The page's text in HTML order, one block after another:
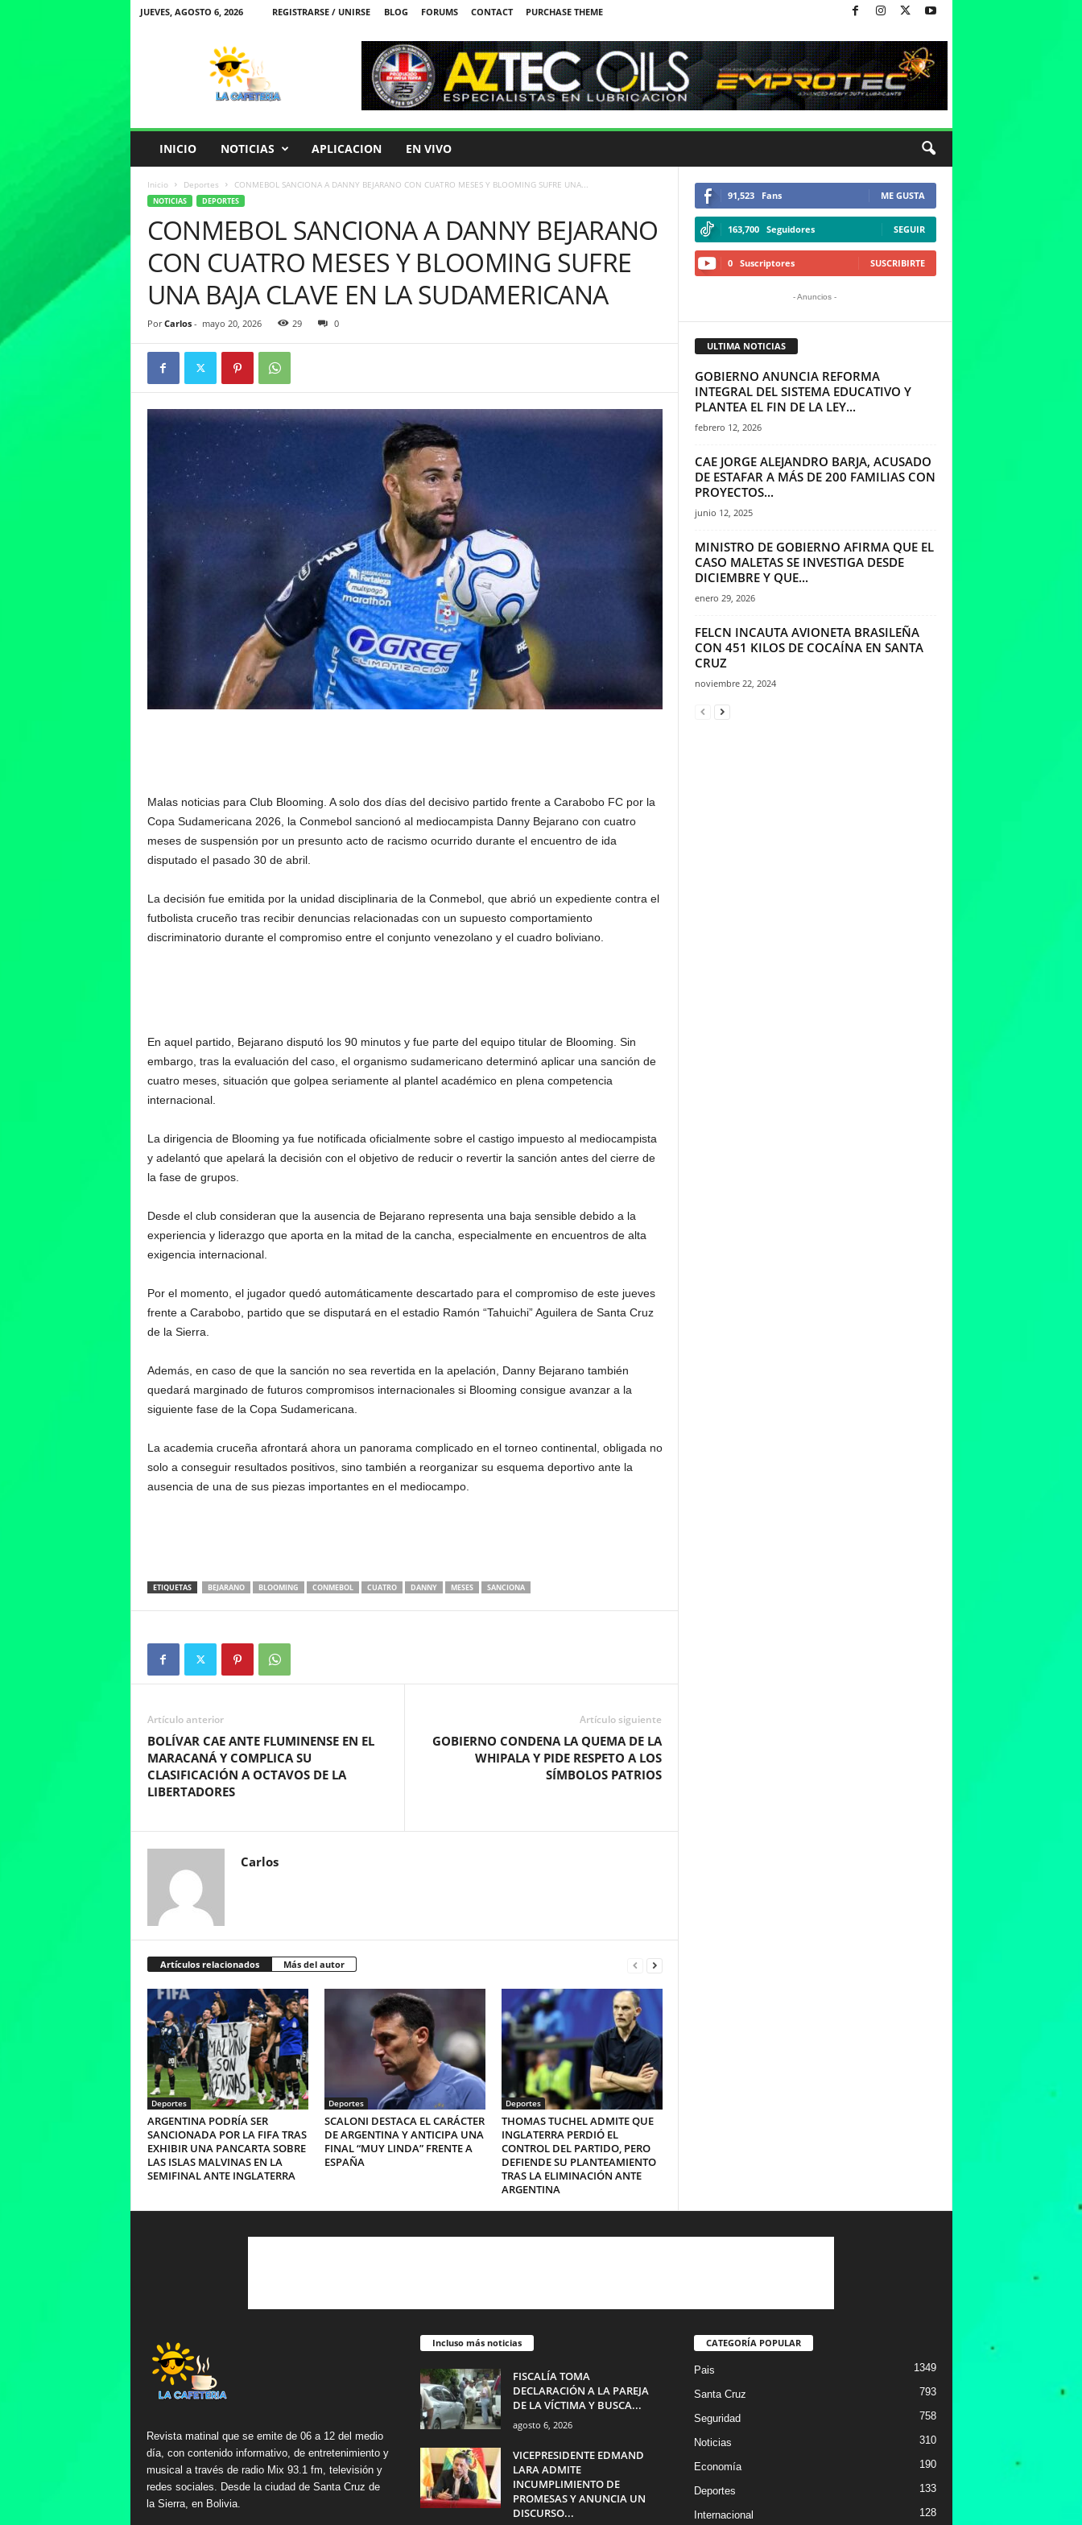
JUEVES, AGOSTO 6, 2026 REGISTRARSE / UNIRSE BLOG FORUMS CONTACT PURCHASE THEME
INICIO NOTICIAS APLICACION EN VIVO
Inicio Deportes CONMEBOL SANCIONA A DANNY BEJARANO CON CUATRO MESES Y BLOOMING SUFRE UNA...
NOTICIAS DEPORTES
CONMEBOL SANCIONA A DANNY BEJARANO
CON CUATRO MESES Y BLOOMING SUFRE
UNA BAJA CLAVE EN LA SUDAMERICANA
Por Carlos- mayo 20, 2026 29 0
Malas noticias para Club Blooming. A solo dos días del decisivo partido frente a Carabobo FC por la
Copa Sudamericana 2026, la Conmebol sancionó al mediocampista Danny Bejarano con cuatro
meses de suspensión por un presunto acto de racismo ocurrido durante el encuentro de ida
disputado el pasado 30 de abril.
La decisión fue emitida por la unidad disciplinaria de la Conmebol, que abrió un expediente contra el
futbolista cruceño tras recibir denuncias relacionadas con un supuesto comportamiento
discriminatorio durante el compromiso entre el conjunto venezolano y el cuadro boliviano.
En aquel partido, Bejarano disputó los 90 minutos y fue parte del equipo titular de Blooming. Sin
embargo, tras la evaluación del caso, el organismo sudamericano determinó aplicar una sanción de
cuatro meses, situación que golpea seriamente al plantel académico en plena competencia
internacional.
La dirigencia de Blooming ya fue notificada oficialmente sobre el castigo impuesto al mediocampista
y adelantó que apelará la decisión con el objetivo de reducir o revertir la sanción antes del cierre de
la fase de grupos.
Desde el club consideran que la ausencia de Bejarano representa una baja sensible debido a la
experiencia y liderazgo que aporta en la mitad de la cancha, especialmente en encuentros de alta
exigencia internacional.
Por el momento, el jugador quedó automáticamente descartado para el compromiso de este jueves
frente a Carabobo, partido que se disputará en el estadio Ramón “Tahuichi” Aguilera de Santa Cruz
de la Sierra.
Además, en caso de que la sanción no sea revertida en la apelación, Danny Bejarano también
quedará marginado de futuros compromisos internacionales si Blooming consigue avanzar a la
siguiente fase de la Copa Sudamericana.
La academia cruceña afrontará ahora un panorama complicado en el torneo continental, obligada no
solo a conseguir resultados positivos, sino también a reorganizar su esquema deportivo ante la
ausencia de una de sus piezas importantes en el mediocampo.
ETIQUETAS BEJARANO BLOOMING CONMEBOL CUATRO DANNY MESES SANCIONA
Artículo anterior
BOLÍVAR CAE ANTE FLUMINENSE EN EL
MARACANÁ Y COMPLICA SU
CLASIFICACIÓN A OCTAVOS DE LA
LIBERTADORES
Artículo siguiente
GOBIERNO CONDENA LA QUEMA DE LA
WHIPALA Y PIDE RESPETO A LOS
SÍMBOLOS PATRIOS
Carlos
Artículos relacionados Más del autor
Deportes
ARGENTINA PODRÍA SER
SANCIONADA POR LA FIFA TRAS
EXHIBIR UNA PANCARTA SOBRE
LAS ISLAS MALVINAS EN LA
SEMIFINAL ANTE INGLATERRA
Deportes
SCALONI DESTACA EL CARÁCTER
DE ARGENTINA Y ANTICIPA UNA
FINAL “MUY LINDA” FRENTE A
ESPAÑA
Deportes
THOMAS TUCHEL ADMITE QUE
INGLATERRA PERDIÓ EL
CONTROL DEL PARTIDO, PERO
DEFIENDE SU PLANTEAMIENTO
TRAS LA ELIMINACIÓN ANTE
ARGENTINA
91,523 Fans ME GUSTA
163,700 Seguidores SEGUIR
0 Suscriptores SUSCRIBIRTE
- Anuncios -
ULTIMA NOTICIAS
GOBIERNO ANUNCIA REFORMA
INTEGRAL DEL SISTEMA EDUCATIVO Y
PLANTEA EL FIN DE LA LEY...
febrero 12, 2026
CAE JORGE ALEJANDRO BARJA, ACUSADO
DE ESTAFAR A MÁS DE 200 FAMILIAS CON
PROYECTOS...
junio 12, 2025
MINISTRO DE GOBIERNO AFIRMA QUE EL
CASO MALETAS SE INVESTIGA DESDE
DICIEMBRE Y QUE...
enero 29, 2026
FELCN INCAUTA AVIONETA BRASILEÑA
CON 451 KILOS DE COCAÍNA EN SANTA
CRUZ
noviembre 22, 2024
Revista matinal que se emite de 06 a 12 del medio
día, con contenido informativo, de entretenimiento y
musical a través de radio Mix 93.1 fm, televisión y
redes sociales. Desde la ciudad de Santa Cruz de
la Sierra, en Bolivia.
Incluso más noticias
FISCALÍA TOMA
DECLARACIÓN A LA PAREJA
DE LA VÍCTIMA Y BUSCA...
agosto 6, 2026
VICEPRESIDENTE EDMAND
LARA ADMITE
INCUMPLIMIENTO DE
PROMESAS Y ANUNCIA UN
DISCURSO...
CATEGORÍA POPULAR
Pais 1349
Santa Cruz 793
Seguridad 758
Noticias 310
Economía 190
Deportes 133
Internacional 128